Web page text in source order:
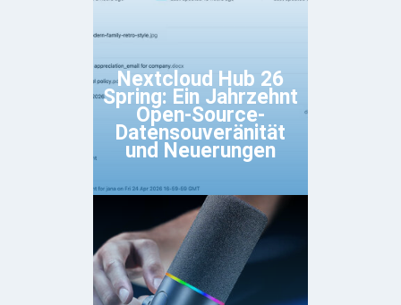
Nextcloud Hub 26
Spring: Ein Jahrzehnt
Open-Source-
Datensouveränität
und Neuerungen